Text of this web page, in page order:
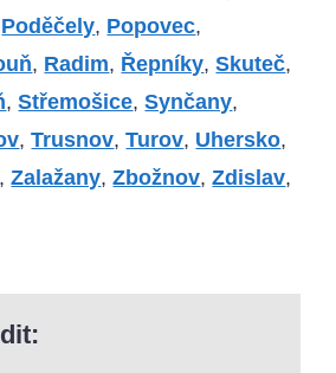
Poděčely, Popovec,
, Radim, Řepníky,Skuteč,
,Střemošice,Synčany,
,Trusnov,Turov, Uhersko,
,Zalažany,Zbožnov,Zdislav,